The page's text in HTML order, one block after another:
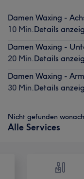
Damen Waxing -
10 Min.Details
Damen Waxing -
20 Min.Details
Damen Waxing -
30 Min.Details
Nicht gefunden
Alle Services